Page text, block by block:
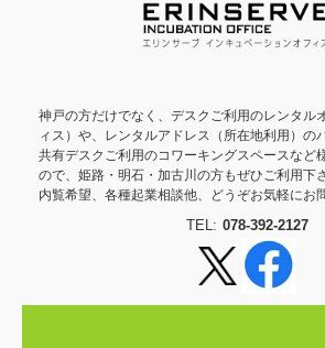
神戸の方だけでなく、デスクご利用のレンタル
ィス）や、レンタルアドレス（所在地利用）の
共有デスクご利用のコワーキングスペースなど
ので、姫路・明石・加古川の方もぜひご利用下さ
内覧希望、各種起業相談他、どうぞお気軽にお
TEL: 078-392-2127